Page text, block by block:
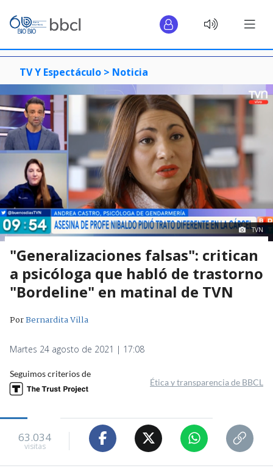
TV Y Espectáculo > Noticia
TVN
"Generalizaciones falsas": critican
a psicóloga que habló de trastorno
"Bordeline" en matinal de TVN
PorBernardita Villa
Martes 24 agosto de 2021 | 17:08
Seguimos criterios de
Ética y transparencia de BBCL
63.034
visitas